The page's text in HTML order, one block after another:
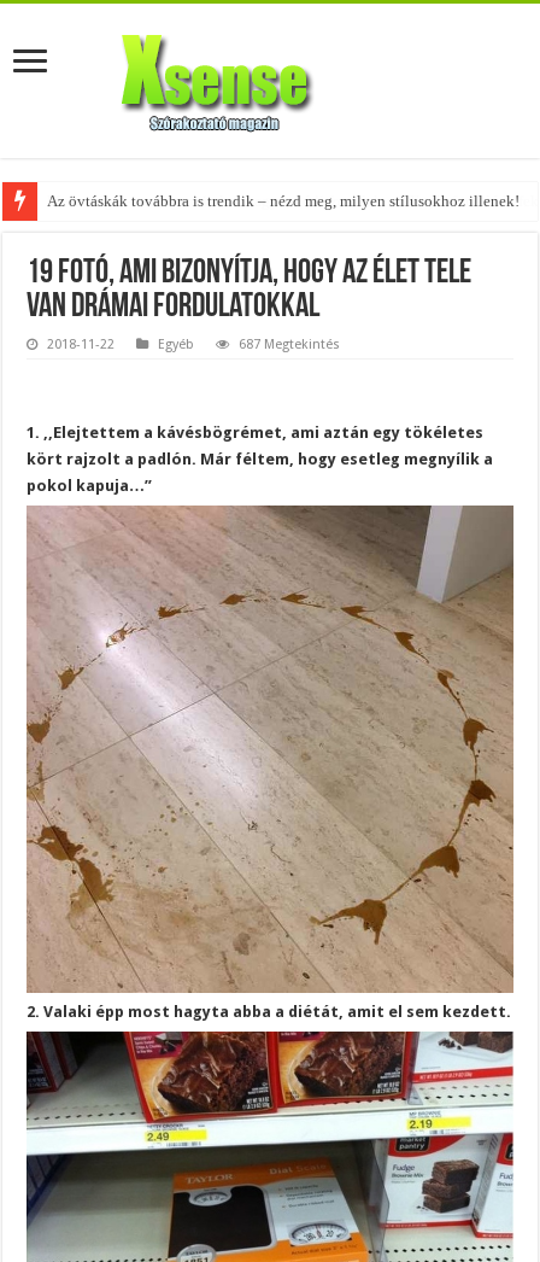
Az övtáskák továbbra is trendik – nézd meg, milyen stílusokhoz illenek!
19 fotó, ami bizonyítja, hogy az élet tele
van drámai fordulatokkal
2018-11-22 Egyéb 687 Megtekintés
1. ,,Elejtettem a kávésbögrémet, ami aztán egy tökéletes
kört rajzolt a padlón. Már féltem, hogy esetleg megnyílik a
pokol kapuja…”
2. Valaki épp most hagyta abba a diétát, amit el sem kezdett.